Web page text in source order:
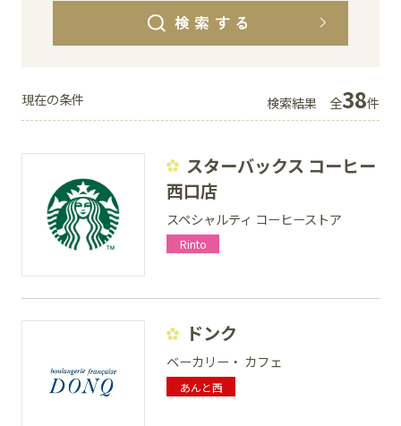
SNS
検索する
現在の条件 検索結果 全38件
スターバックス コーヒー
西口店
スペシャルティ コーヒーストア
Rinto
ドンク
ベーカリー・ カフェ
あんと西